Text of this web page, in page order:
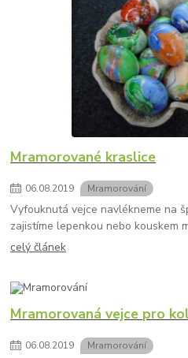
Mramorované kraslice
06.08.2019 Mramorování
Vyfouknutá vejce navlékneme na
zajistíme lepenkou nebo kouskem
celý článek
Mramorovaná vejce pro
06.08.2019 Mramorování